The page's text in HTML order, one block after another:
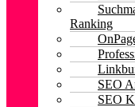
Ranking
SEO
SEO